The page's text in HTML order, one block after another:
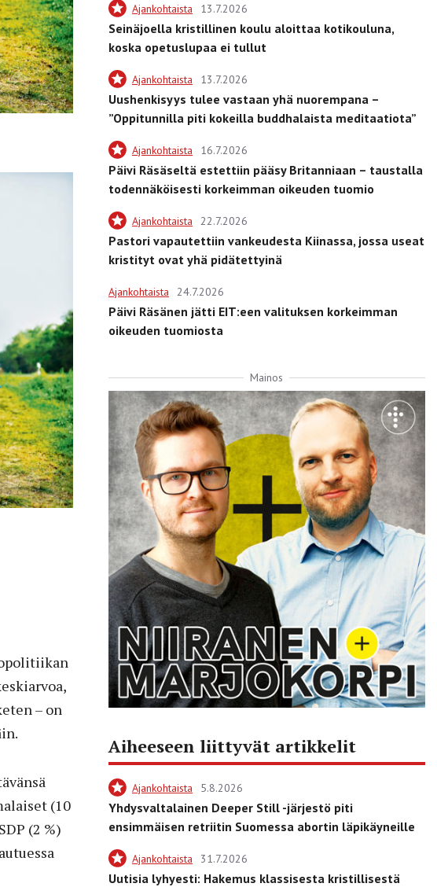
– on
(10
(2 %)
Ajankohtaista 13.7.2026
Seinäjoella kristillinen koulu aloittaa kotikouluna,
koska opetuslupaa ei tullut
Ajankohtaista 13.7.2026
Uushenkisyys tulee vastaan yhä nuorempana –
”Oppitunnilla piti kokeilla buddhalaista meditaatiota”
Ajankohtaista 16.7.2026
Päivi Räsäseltä estettiin pääsy Britanniaan – taustalla
todennäköisesti korkeimman oikeuden tuomio
Ajankohtaista 22.7.2026
Pastori vapautettiin vankeudesta Kiinassa, jossa useat
kristityt ovat yhä pidätettyinä
Ajankohtaista 24.7.2026
Päivi Räsänen jätti EIT:een valituksen korkeimman
oikeuden tuomiosta
Mainos
Aiheeseen liittyvät artikkelit
Ajankohtaista 5.8.2026
Yhdysvaltalainen Deeper Still -järjestö piti
ensimmäisen retriitin Suomessa abortin läpikäyneille
Ajankohtaista 31.7.2026
Uutisia lyhyesti: Hakemus klassisesta kristillisestä